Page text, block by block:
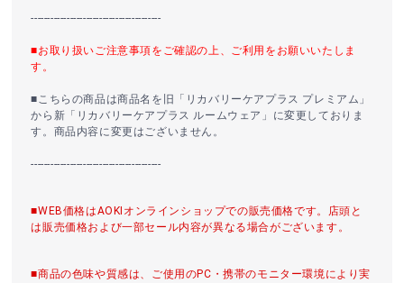
----------------------------------------
■お取り扱いご注意事項をご確認の上、ご利用をお願いいたしま
す。
■こちらの商品は商品名を旧「リカバリーケアプラス プレミアム」
から新「リカバリーケアプラス ルームウェア」に変更しておりま
す。商品内容に変更はございません。
----------------------------------------
■WEB価格はAOKIオンラインショップでの販売価格です。店頭と
は販売価格および一部セール内容が異なる場合がございます。
■商品の色味や質感は、ご使用のPC・携帯のモニター環境により実